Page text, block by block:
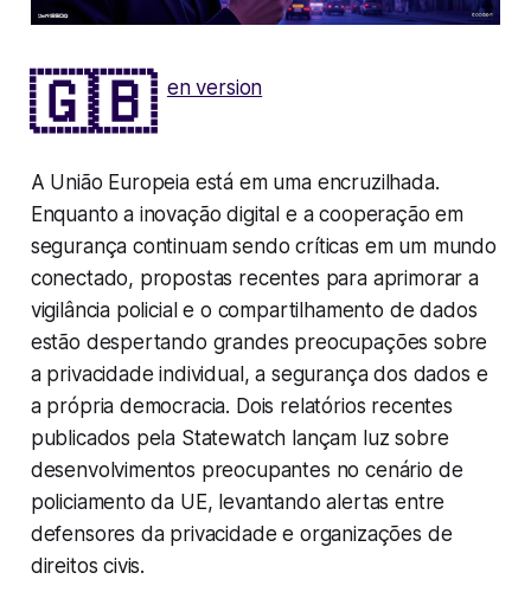
🇬🇧 en version
A União Europeia está em uma encruzilhada.
Enquanto a inovação digital e a cooperação em
segurança continuam sendo críticas em um mundo
conectado, propostas recentes para aprimorar a
vigilância policial e o compartilhamento de dados
estão despertando grandes preocupações sobre
a privacidade individual, a segurança dos dados e
a própria democracia. Dois relatórios recentes
publicados pela Statewatch lançam luz sobre
desenvolvimentos preocupantes no cenário de
policiamento da UE, levantando alertas entre
defensores da privacidade e organizações de
direitos civis.